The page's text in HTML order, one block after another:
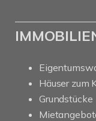
Häuser zum
Grundstücke